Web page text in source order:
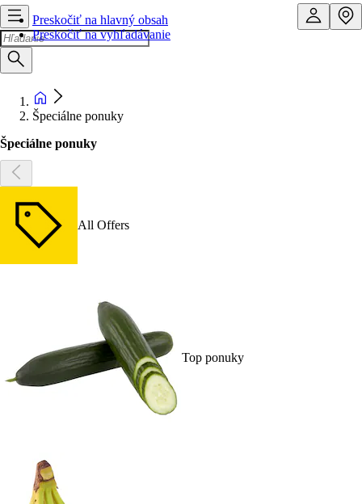
Preskočiť na hlavný obsah
Preskočiť na vyhľadávanie
Špeciálne ponuky
Špeciálne ponuky
All Offers
Top ponuky